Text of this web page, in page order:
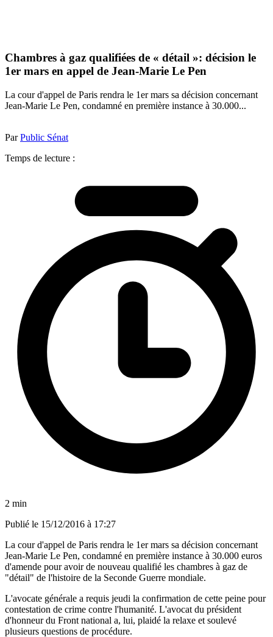
Chambres à gaz qualifiées de « détail »: décision le
1er mars en appel de Jean-Marie Le Pen
La cour d'appel de Paris rendra le 1er mars sa décision concernant
Jean-Marie Le Pen, condamné en première instance à 30.000...
ParPublic Sénat
Temps de lecture :
2 min
Publié le 15/12/2016 à 17:27
La cour d'appel de Paris rendra le 1er mars sa décision concernant
Jean-Marie Le Pen, condamné en première instance à 30.000 euros
d'amende pour avoir de nouveau qualifié les chambres à gaz de
"détail" de l'histoire de la Seconde Guerre mondiale.
L'avocate générale a requis jeudi la confirmation de cette peine pour
contestation de crime contre l'humanité. L'avocat du président
d'honneur du Front national a, lui, plaidé la relaxe et soulevé
plusieurs questions de procédure.